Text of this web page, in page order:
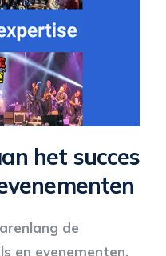
het succes
de
en evenementen.